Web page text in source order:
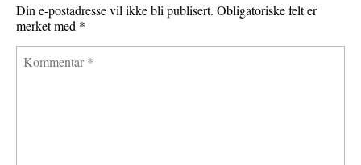
Din e-postadresse vil ikke bli publisert. Obligatoriske felt er
merket med *